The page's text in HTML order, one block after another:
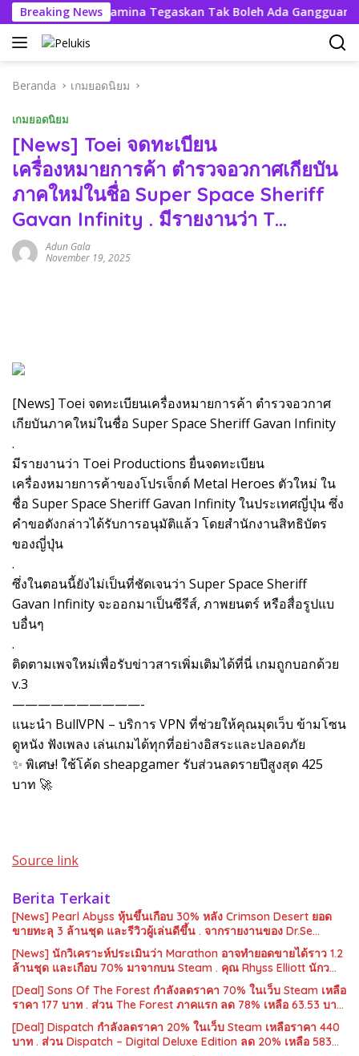
Langsung
ke
konten
Breaking News
Komut Pertamina Tegaskan Tak Boleh Ada Gangguan
Beranda เกมยอดนิยม
เกมยอดนิยม
[News] Toei จดทะเบียน
เครื่องหมายการค้า ตำรวจอวกาศเกียบัน
ภาคใหม่ในชื่อ Super Space Sheriff
Gavan Infinity . มีรายงานว่า T…
Adun Gala
November 19, 2025
[News] Toei จดทะเบียนเครื่องหมายการค้า ตำรวจอวกาศ
เกียบันภาคใหม่ในชื่อ Super Space Sheriff Gavan Infinity
.
มีรายงานว่า Toei Productions ยื่นจดทะเบียน
เครื่องหมายการค้าของโปรเจ็กต์ Metal Heroes ตัวใหม่ ใน
ชื่อ Super Space Sheriff Gavan Infinity ในประเทศญี่ปุ่น ซึ่ง
คำขอดังกล่าวได้รับการอนุมัติแล้ว โดยสำนักงานสิทธิบัตร
ของญี่ปุ่น
.
ซึ่งในตอนนี้ยังไม่เป็นที่ชัดเจนว่า Super Space Sheriff
Gavan Infinity จะออกมาเป็นซีรีส์, ภาพยนตร์ หรือสื่อรูปแบ
บอื่นๆ
.
ติดตามเพจใหม่เพื่อรับข่าวสารเพิ่มเติมได้ที่นี่ เกมถูกบอกด้วย
v.3
——————————-
แนะนำ BullVPN – บริการ VPN ที่ช่วยให้คุณมุดเว็บ ข้ามโซน
ดูหนัง ฟังเพลง เล่นเกมได้ทุกที่อย่างอิสระและปลอดภัย
✨ พิเศษ! ใช้โค้ด sheapgamer รับส่วนลดรายปีสูงสุด 425
บาท 🚀
Source link
Berita Terkait
[News] Pearl Abyss หุ้นขึ้นเกือบ 30% หลัง Crimson Desert ยอด
ขายทะลุ 3 ล้านชุด และรีวิวผู้เล่นดีขึ้น . จากรายงานของ Dr.Se…
[News] นักวิเคราะห์ประเมินว่า Marathon อาจทำยอดขายได้ราว 1.2
ล้านชุด และเกือบ 70% มาจากบน Steam . คุณ Rhyss Elliott นักว…
[Deal] Sons Of The Forest กำลังลดราคา 70% ในเว็บ Steam เหลือ
ราคา 177 บาท . ส่วน The Forest ภาคแรก ลด 78% เหลือ 63.53 บา…
[Deal] Dispatch กำลังลดราคา 20% ในเว็บ Steam เหลือราคา 440
บาท . ส่วน Dispatch – Digital Deluxe Edition ลด 20% เหลือ 583…